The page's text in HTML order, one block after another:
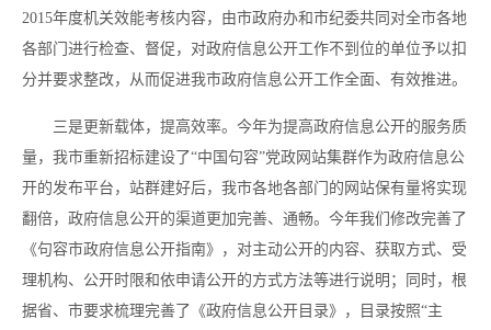
2015年度机关效能考核内容，由市政府办和市纪委共同对全市各地
各部门进行检查、督促，对政府信息公开工作不到位的单位予以扣
分并要求整改，从而促进我市政府信息公开工作全面、有效推进。
三是更新载体，提高效率。今年为提高政府信息公开的服务质
量，我市重新招标建设了“中国句容”党政网站集群作为政府信息公
开的发布平台，站群建好后，我市各地各部门的网站保有量将实现
翻倍，政府信息公开的渠道更加完善、通畅。今年我们修改完善了
《句容市政府信息公开指南》，对主动公开的内容、获取方式、受
理机构、公开时限和依申请公开的方式方法等进行说明；同时，根
据省、市要求梳理完善了《政府信息公开目录》，目录按照“主